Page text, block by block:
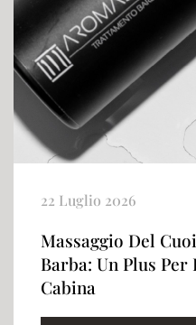
22 Luglio 2026
Massaggio Del
Barba: Un Plus
Cabina